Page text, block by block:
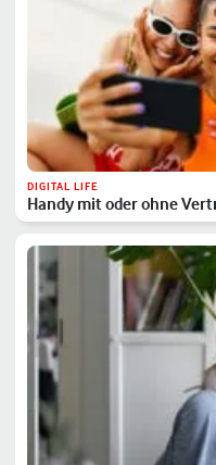
DIGITAL LIFE
Handy mit oder ohne